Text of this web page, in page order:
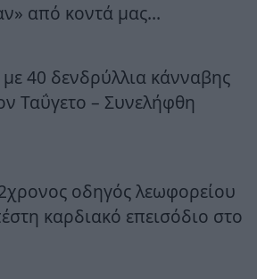
από κοντά μας…
40 δενδρύλλια κάνναβης
Ταΰγετο – Συνελήφθη
οδηγός λεωφορείου
καρδιακό επεισόδιο στο